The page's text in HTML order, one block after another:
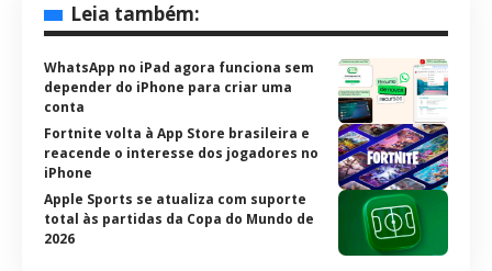
Leia também:
WhatsApp no iPad agora funciona sem
depender do iPhone para criar uma
conta
Fortnite volta à App Store brasileira e
reacende o interesse dos jogadores no
iPhone
Apple Sports se atualiza com suporte
total às partidas da Copa do Mundo de
2026